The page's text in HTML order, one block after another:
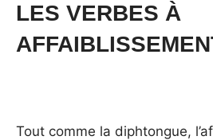
LES VERBES À
Tout comme la diphtongue,